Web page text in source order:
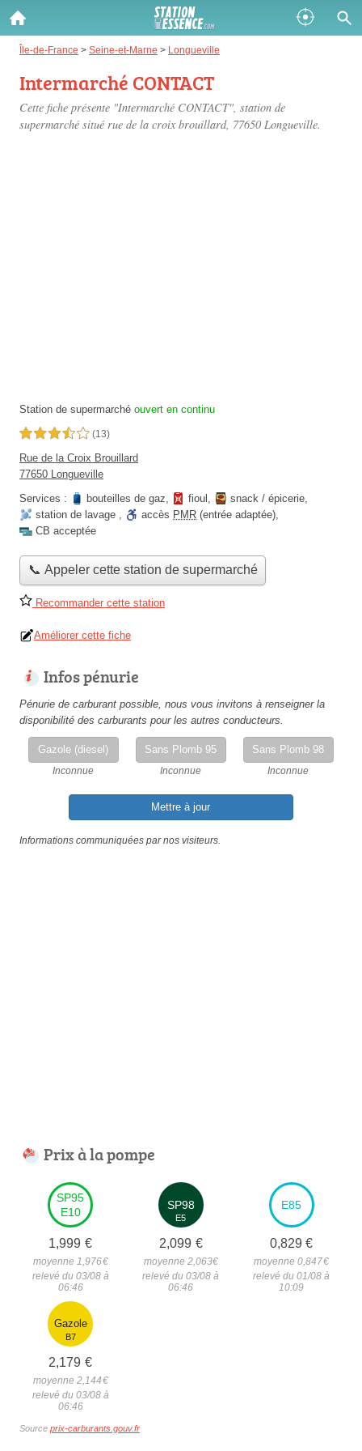
Île-de-France > Seine-et-Marne > Longueville
Intermarché CONTACT
Cette fiche présente "Intermarché CONTACT", station de
supermarché situé rue de la croix brouillard, 77650 Longueville.
Station de supermarché ouvert en continu
3,5 étoiles sur 5 (13)
Rue de la Croix Brouillard
77650 Longueville
Services :
bouteilles de gaz, fioul , snack / épicerie,
station de lavage , accès PMR (entrée adaptée),
CB acceptée
📞 Appeler cette station de supermarché
Recommander cette station
Améliorer cette fiche
Infos pénurie
Pénurie de carburant possible, nous vous invitons à renseigner la
disponibilité des carburants pour les autres conducteurs.
Gazole (diesel)
Inconnue
Sans Plomb 95
Inconnue
Sans Plomb 98
Inconnue
Mettre à jour
Informations communiquées par nos visiteurs.
Prix à la pompe
SP95
E10
1,999 €
moyenne 1,976€
relevé du 03/08 à
06:46
SP98
E5
2,099 €
moyenne 2,063€
relevé du 03/08 à
06:46
E85
0,829 €
moyenne 0,847€
relevé du 01/08 à
10:09
Gazole
B7
2,179 €
moyenne 2,144€
relevé du 03/08 à
06:46
Source prix-carburants.gouv.fr
Gazole :
Disponible
SP 98 :